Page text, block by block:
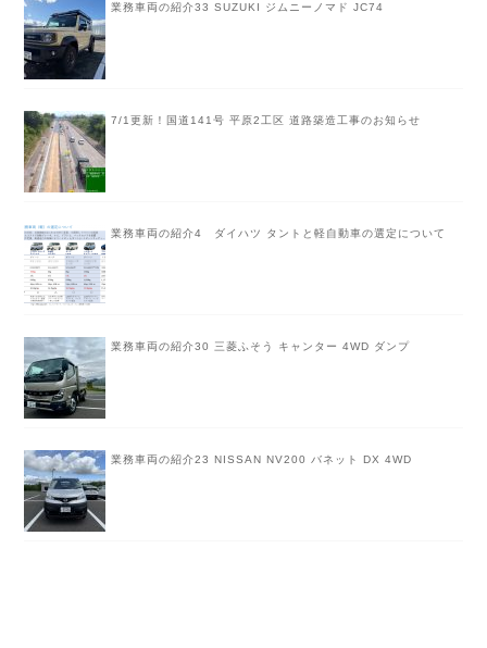
業務車両の紹介33 SUZUKI ジムニーノマド JC74
7/1更新！国道141号 平原2工区 道路築造工事のお知らせ
業務車両の紹介4 ダイハツ タントと軽自動車の選定について
業務車両の紹介30 三菱ふそう キャンター 4WD ダンプ
業務車両の紹介23 NISSAN NV200 バネット DX 4WD